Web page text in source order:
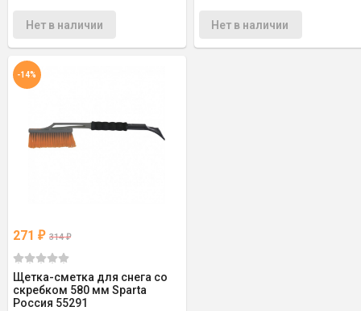
Нет в наличии Нет в наличии
-14%
271 ₽ 314₽
Щетка-сметка для снега со
скребком 580 мм Sparta
Россия 55291